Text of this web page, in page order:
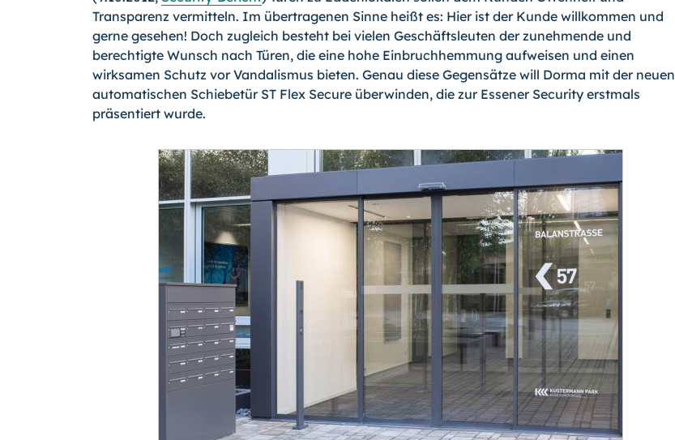
Transparenz vermitteln. Im übertragenen Sinne heißt es: Hier ist der Kunde willkom­men und
gerne gesehen! Doch zugleich besteht bei vielen Geschäftsleuten der zuneh­mende und
berechtigte Wunsch nach Türen, die eine hohe Einbruchhemmung aufwei­sen und einen
wirksamen Schutz vor Vandalismus bieten. Genau diese Gegensätze will Dorma mit der neuen
automatischen Schiebetür ST Flex Secure überwinden, die zur Essener Security erstmals
präsentiert wurde.